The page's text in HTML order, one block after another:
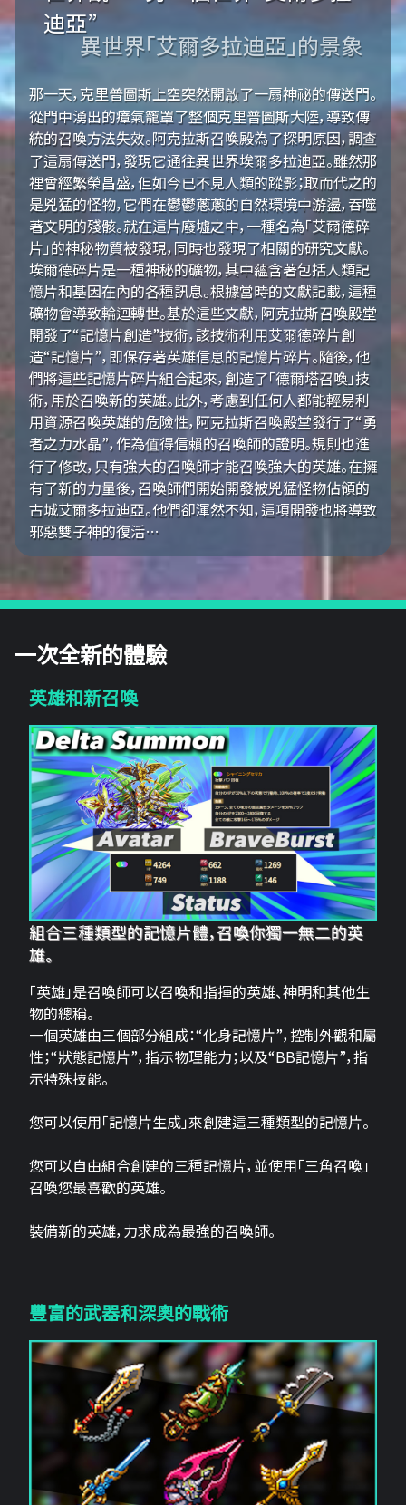
迪亞”
異世界「艾爾多拉迪亞」的景象
那一天，克里普圖斯上空突然開啟了一扇神祕的傳送門。
從門中湧出的瘴氣籠罩了整個克里普圖斯大陸，導致傳
統的召喚方法失效。阿克拉斯召喚殿為了探明原因，調查
了這扇傳送門，發現它通往異世界埃爾多拉迪亞。雖然那
裡曾經繁榮昌盛，但如今已不見人類的蹤影；取而代之的
是兇猛的怪物，它們在鬱鬱蔥蔥的自然環境中游盪，吞噬
著文明的殘骸。就在這片廢墟之中，一種名為「艾爾德碎
片」的神秘物質被發現，同時也發現了相關的研究文獻。
埃爾德碎片是一種神秘的礦物，其中蘊含著包括人類記
憶片和基因在內的各種訊息。根據當時的文獻記載，這種
礦物會導致輪迴轉世。基於這些文獻，阿克拉斯召喚殿堂
開發了“記憶片創造”技術，該技術利用艾爾德碎片創
造“記憶片”，即保存著英雄信息的記憶片碎片。隨後，他
們將這些記憶片碎片組合起來，創造了「德爾塔召喚」技
術，用於召喚新的英雄。此外，考慮到任何人都能輕易利
用資源召喚英雄的危險性，阿克拉斯召喚殿堂發行了“勇
者之力水晶”，作為值得信賴的召喚師的證明。規則也進
行了修改，只有強大的召喚師才能召喚強大的英雄。在擁
有了新的力量後，召喚師們開始開發被兇猛怪物佔領的
古城艾爾多拉迪亞。他們卻渾然不知，這項開發也將導致
邪惡雙子神的復活…
一次全新的體驗
英雄和新召喚
組合三種類型的記憶片體，召喚你獨一無二的英
雄。
「英雄」是召喚師可以召喚和指揮的英雄、神明和其他生
物的總稱。
一個英雄由三個部分組成：“化身記憶片”，控制外觀和屬
性；“狀態記憶片”，指示物理能力；以及“BB記憶片”，指
示特殊技能。
您可以使用「記憶片生成」來創建這三​​種類型的記憶片。
您可以自由組合創建的三種記憶片，並使用「三角召喚」
召喚您最喜歡的英雄。
裝備新的英雄，力求成為最強的召喚師。
豐富的武器和深奧的戰術